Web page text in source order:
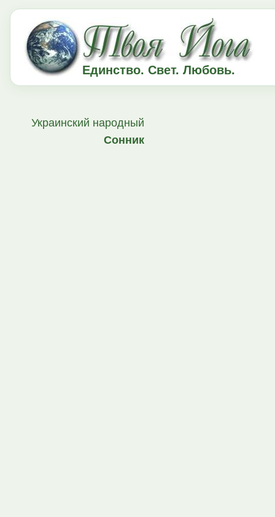
Единство. Свет. Любовь.
Украинский народный
Сонник